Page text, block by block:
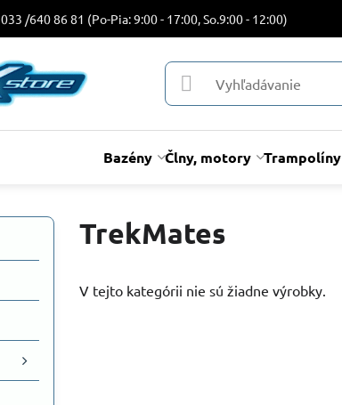
033 /640 86 81 (Po-Pia: 9:00 - 17:00, So.9:00 - 12:00)
Bazény Člny, motory Trampolíny
TrekMates
V tejto kategórii nie sú žiadne výrobky.